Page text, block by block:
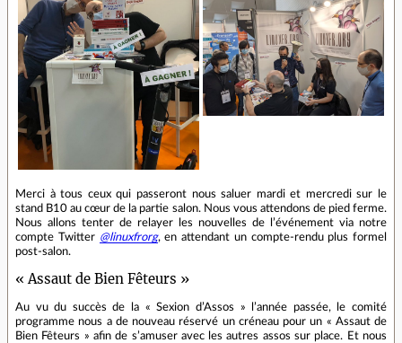
Merci à tous ceux qui passeront nous saluer mardi et mercredi sur le
stand B10 au cœur de la partie salon. Nous vous attendons de pied ferme.
Nous allons tenter de relayer les nouvelles de l’événement via notre
compte Twitter @linuxfrorg, en attendant un compte-rendu plus formel
post-salon.
« Assaut de Bien Fêteurs »
Au vu du succès de la « Sexion d’Assos » l’année passée, le comité
programme nous a de nouveau réservé un créneau pour un « Assaut de
Bien Fêteurs » afin de s’amuser avec les autres assos sur place. Et nous